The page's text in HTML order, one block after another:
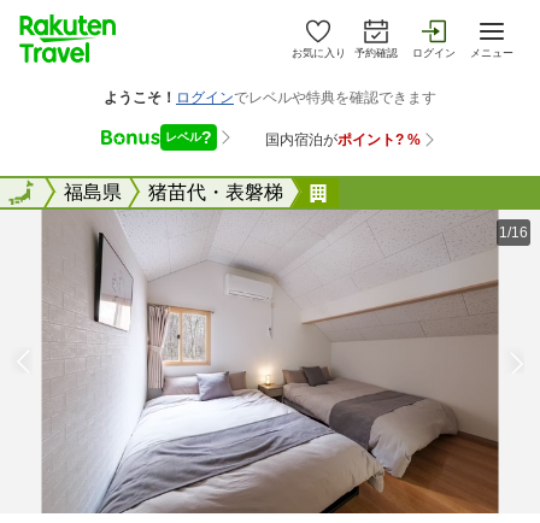
お気に入り 予約確認 ログイン メニュー
全国福島県 猪苗代・表磐梯
全国
1/16